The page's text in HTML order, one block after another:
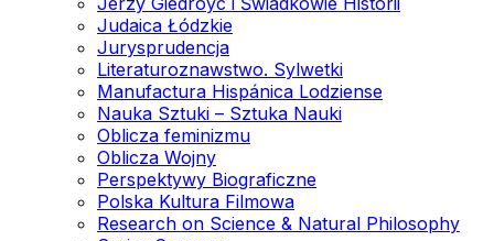
Judaica Łódzkie
Jurysprudencja
Literaturoznawstwo. Sylwetki
Manufactura Hispánica Lodziense
Nauka Sztuki – Sztuka Nauki
Oblicza feminizmu
Oblicza Wojny
Perspektywy Biograficzne
Polska Kultura Filmowa
Research on Science & Natural Philosophy